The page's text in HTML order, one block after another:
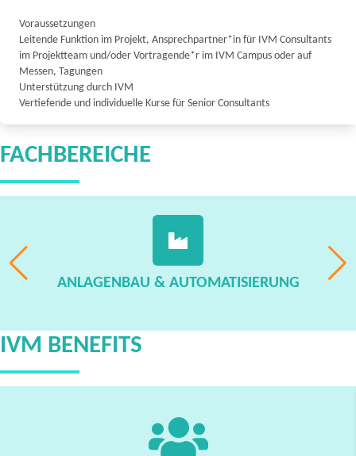
Voraussetzungen
Leitende Funktion im Projekt, Ansprechpartner*in für IVM Consultants
im Projektteam und/oder Vortragende*r im IVM Campus oder auf
Messen, Tagungen
Unterstützung durch IVM
Vertiefende und individuelle Kurse für Senior Consultants
FACHBEREICHE
ANLAGENBAU & AUTOMATISIERUNG
IVM BENEFITS